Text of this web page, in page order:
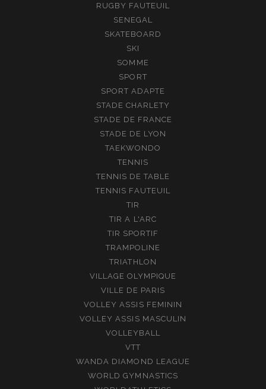
RUGBY FAUTEUIL
SENEGAL
SKATEBOARD
SKI
SOMME
SPORT
SPORT ADAPTE
STADE CHARLETY
STADE DE FRANCE
STADE DE LYON
TAEKWONDO
TENNIS
TENNIS DE TABLE
TENNIS FAUTEUIL
TIR
TIR A L'ARC
TIR SPORTIF
TRAMPOLINE
TRIATHLON
VILLAGE OLYMPIQUE
VILLE DE PARIS
VOLLEY ASSIS FEMININ
VOLLEY ASSIS MASCULIN
VOLLEYBALL
VTT
WANDA DIAMOND LEAGUE
WORLD GYMNASTICS